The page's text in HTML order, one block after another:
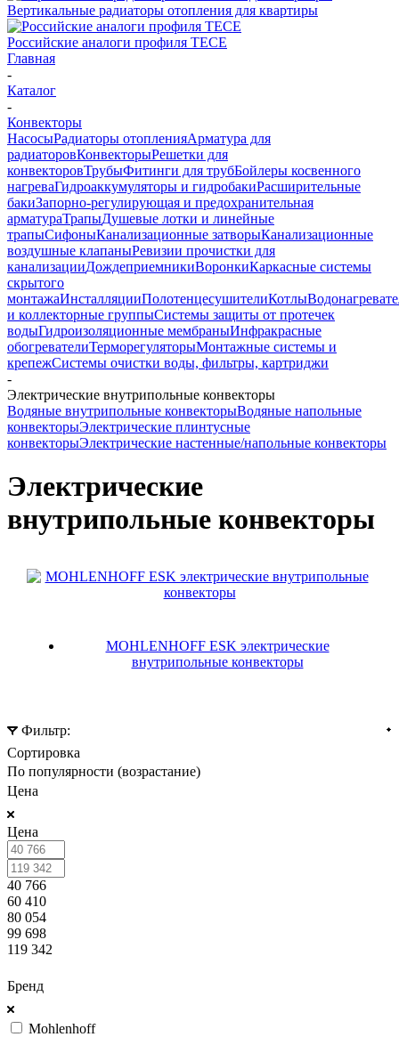
Вертикальные радиаторы отопления для квартиры
Российские аналоги профиля TECE
Главная
-
Каталог
-
Конвекторы
НасосыРадиаторы отопленияАрматура для
радиаторовКонвекторыРешетки для
конвекторовТрубыФитинги для трубБойлеры косвенного
нагреваГидроаккумуляторы и гидробакиРасширительные
бакиЗапорно-регулирующая и предохранительная
арматураТрапыДушевые лотки и линейные
трапыСифоныКанализационные затворыКанализационные
воздушные клапаныРевизии прочистки для
канализацииДождеприемникиВоронкиКаркасные системы
скрытого
монтажаИнсталляцииПолотенцесушителиКотлы
и коллекторные группыСистемы защиты от протечек
водыГидроизоляционные мембраныИнфракрасные
обогревателиТерморегуляторыМонтажные системы и
крепежСистемы очистки воды, фильтры, картриджи
-
Электрические внутрипольные конвекторы
Водяные внутрипольные конвекторыВодяные напольные
конвекторыЭлектрические плинтусные
конвекторыЭлектрические настенные/напольные конвекторы
Электрические
внутрипольные конвекторы
MOHLENHOFF ESK электрические
внутрипольные конвекторы
Фильтр:
Сортировка
По популярности (возрастание)
Цена
Цена
40 766
60 410
80 054
99 698
119 342
Бренд
Mohlenhoff